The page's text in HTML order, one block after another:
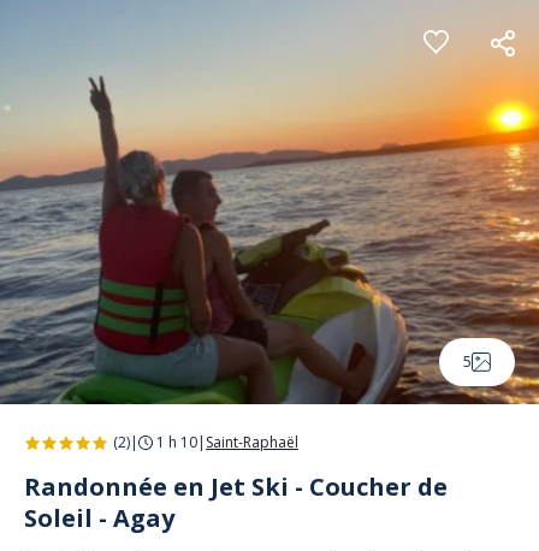
5
(2)| 1 h 10| Saint-Raphaël
Randonnée en Jet Ski - Coucher de
Soleil - Agay